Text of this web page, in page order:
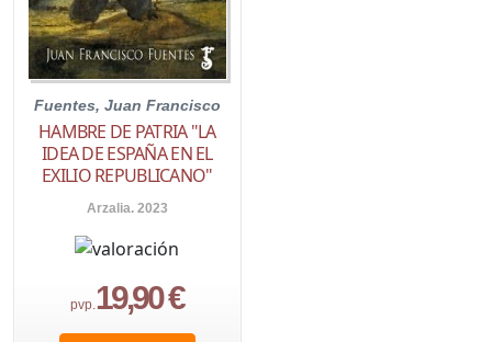
Fuentes, Juan Francisco
HAMBRE DE PATRIA "LA
IDEA DE ESPAÑA EN EL
EXILIO REPUBLICANO"
Arzalia. 2023
pvp.19,90 €